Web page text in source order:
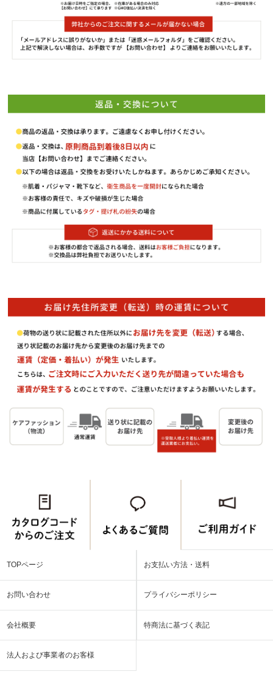
TOPページ お支払い方法・送料
お問い合わせ プライバシーポリシー
会社概要 特商法に基づく表記
法人および事業者のお客様